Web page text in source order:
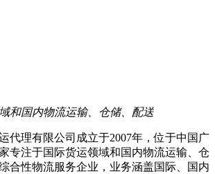
和国内物流运输、仓储、配送
代理有限公司成立于2007年，位于中国广
专注于国际货运领域和国内物流运输、仓
合性物流服务企业，业务涵盖国际、国内